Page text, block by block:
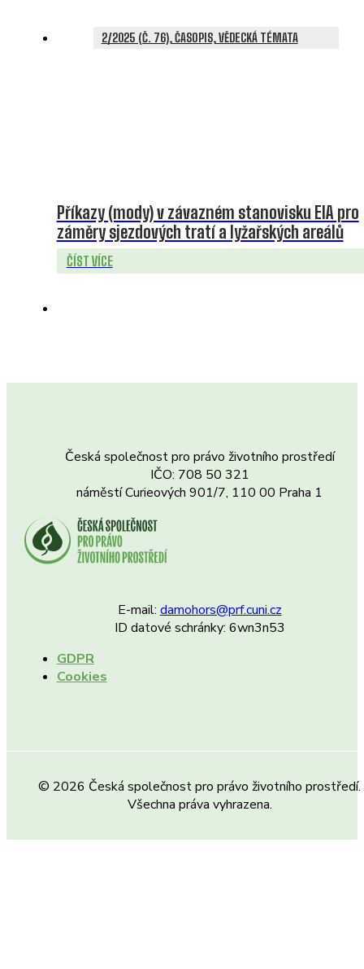
2/2025 (Č. 76), ČASOPIS, VĚDECKÁ TÉMATA
Příkazy (mody) v závazném stanovisku EIA pro
záměry sjezdových tratí a lyžařských areálů
ČÍST VÍCE
Česká společnost pro právo životního prostředí
IČO: 708 50 321
náměstí Curieových 901/7, 110 00 Praha 1
E-mail: damohors@prf.cuni.cz
ID datové schránky: 6wn3n53
GDPR
Cookies
© 2026 Česká společnost pro právo životního prostředí.
Všechna práva vyhrazena.